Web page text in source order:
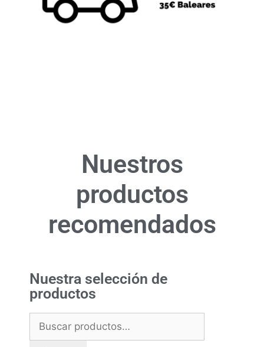
Nuestros
productos
recomendados
Nuestra selección de
productos